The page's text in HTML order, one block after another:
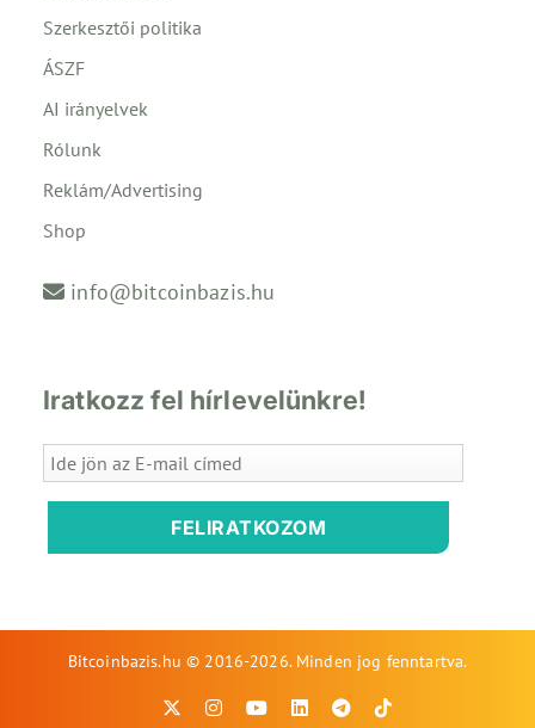
Szerkesztői politika
ÁSZF
AI irányelvek
Rólunk
Reklám/Advertising
Shop
info@bitcoinbazis.hu
Iratkozz fel hírlevelünkre!
FELIRATKOZOM
Bitcoinbazis.hu © 2016-2026. Minden jog fenntartva.